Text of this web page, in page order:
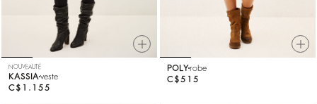
NOUVEAUTÉ
KASSIA veste
C$1.155
POLYrobe
C$515